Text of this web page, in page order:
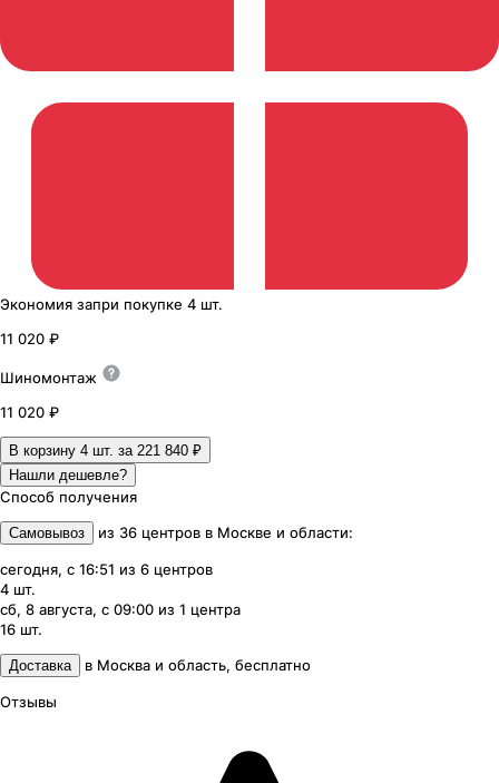
Экономия запри покупке 4 шт.
11 020 ₽
Шиномонтаж
11 020 ₽
В корзину 4 шт. за 221 840 ₽
Нашли дешевле?
Способ получения
Самовывоз из 36 центров в Москве и области:
сегодня, с 16:51 из 6 центров
4 шт.
сб, 8 августа, с 09:00 из 1 центра
16 шт.
Доставка в Москва и область, бесплатно
Отзывы